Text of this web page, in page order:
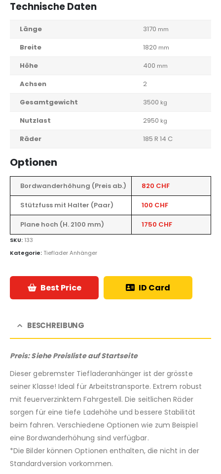
Technische Daten
Länge 3170 mm
Breite 1820 mm
Höhe 400 mm
Achsen
2
Gesamtgewicht
3500 kg
Nutzlast 2950 kg
Räder 185 R 14 C
Optionen
Bordwanderhöhung (Preis ab.) 820 CHF
Stützfuss mit Halter (Paar) 100 CHF
Plane hoch (H. 2100 mm) 1750 CHF
SKU: 133
Kategorie:Tieflader Anhänger
Best Price ID Card
BESCHREIBUNG
Preis: Siehe Preisliste auf Startseite
Dieser gebremster Tiefladeranhänger ist der grösste
seiner Klasse! Ideal für Arbeitstransporte. Extrem robust
mit feuerverzinktem Fahrgestell. Die seitlichen Räder
sorgen für eine tiefe Ladehöhe und bessere Stabilität
beim fahren. Verschiedene Optionen wie zum Beispiel
eine Bordwanderhöhung sind verfügbar.
*Die Bilder können Optionen enthalten, die nicht in der
Standardversion vorkommen.